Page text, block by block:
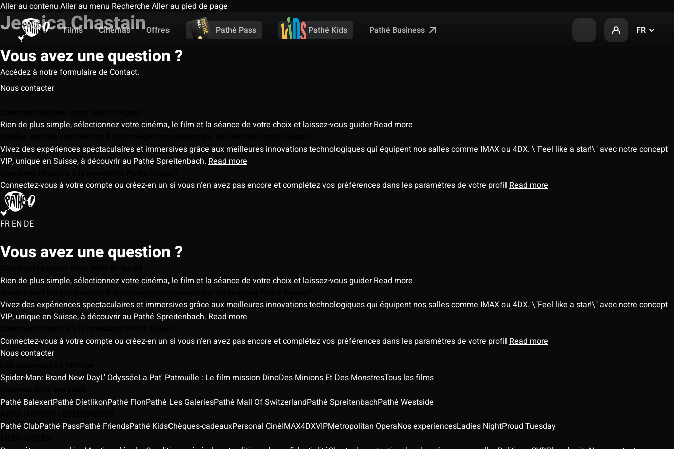
Aller au contenu Aller au menu Recherche Aller au pied de page
Films
Cinémas Offres Pathé Pass Pathé Kids Pathé Business FR
Jessica Chastain
Vous avez une question ?
Accédez à notre formulaire de Contact.
Nous contacter
Rien de plus simple, sélectionnez votre cinéma, le film et la séance de votre choix et laissez-vous guiderRead more
Vivez des expériences spectaculaires et immersives grâce aux meilleures innovations technologiques qui équipent nos salles comme IMAX ou 4DX. \"Feel like a star!\" avec notre concept
VIP, unique en Suisse, à découvrir au Pathé Spreitenbach. Read more
Connectez-vous à votre compte ou créez-en un si vous n'en avez pas encore et complétez vos préférences dans les paramètres de votre profil Read more
FR EN DE
Vous avez une question ?
Rien de plus simple, sélectionnez votre cinéma, le film et la séance de votre choix et laissez-vous guiderRead more
Vivez des expériences spectaculaires et immersives grâce aux meilleures innovations technologiques qui équipent nos salles comme IMAX ou 4DX. \"Feel like a star!\" avec notre concept
VIP, unique en Suisse, à découvrir au Pathé Spreitenbach. Read more
Connectez-vous à votre compte ou créez-en un si vous n'en avez pas encore et complétez vos préférences dans les paramètres de votre profil Read more
Nous contacter
Spider-Man: Brand New DayL' OdysséeLa Pat' Patrouille : Le film mission DinoDes Minions Et Des MonstresTous les films
Pathé BalexertPathé DietlikonPathé FlonPathé Les GaleriesPathé Mall Of SwitzerlandPathé SpreitenbachPathé Westside
Pathé ClubPathé PassPathé FriendsPathé KidsChèques-cadeauxPersonal CinéIMAX4DXVIPMetropolitan OperaNos experiencesLadies NightProud Tuesday